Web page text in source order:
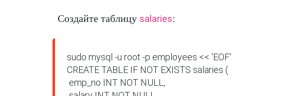
Создайте таблицу salaries:
sudo mysql -u root -p employees << 'EOF'
CREATE TABLE IF NOT EXISTS salaries (